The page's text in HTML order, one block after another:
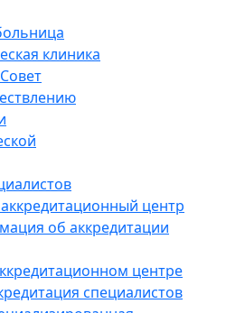
клиника
центр
об аккредитации
центре
специалистов